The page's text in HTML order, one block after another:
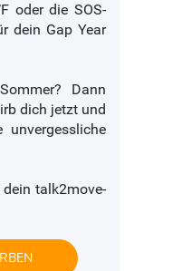
oder die SOS-
dein Gap Year
Dann
dich jetzt und
talk2move-